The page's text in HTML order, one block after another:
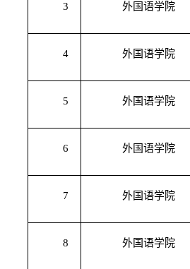
3 外国语学院
4 外国语学院
5 外国语学院
6 外国语学院
7 外国语学院
8 外国语学院